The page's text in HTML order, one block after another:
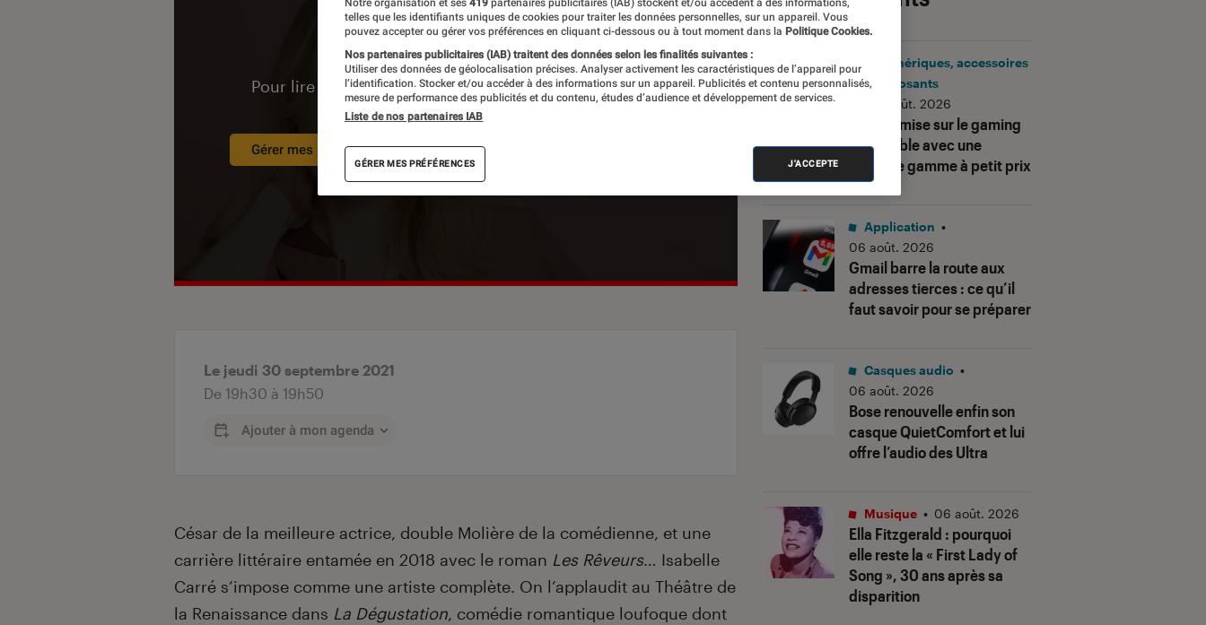
Pour lire la vidéo l’activation des cookies publicitaires
est nécessaire.
Gérer mes préférences Cliquer ici pour afficher la vidéo
Le jeudi 30 septembre 2021
De 19h30 à 19h50
Ajouter à mon agenda
Introduction
César de la meilleure actrice, double Molière de la comédienne, et une
carrière littéraire entamée en 2018 avec le roman Les Rêveurs… Isabelle
Carré s’impose comme une artiste complète. On l’applaudit au Théâtre de
la Renaissance dans La Dégustation, comédie romantique loufoque dont
Corsair mise sur le gaming
accessible avec une
nouvelle gamme à petit prix
Périphériques, accessoires
et composants
06 août. 2026
Gmail barre la route aux
adresses tierces : ce qu’il
faut savoir pour se préparer
Application •
06 août. 2026
Bose renouvelle enfin son
casque QuietComfort et lui
offre l’audio des Ultra
Casques audio •
06 août. 2026
Ella Fitzgerald : pourquoi
elle reste la « First Lady of
Song », 30 ans après sa
disparition
Musique • 06 août. 2026
Notre organisation et ses 419 partenaires publicitaires (IAB) stockent et/ou accèdent à des informations,
telles que les identifiants uniques de cookies pour traiter les données personnelles, sur un appareil. Vous
pouvez accepter ou gérer vos préférences en cliquant ci-dessous ou à tout moment dans la Politique Cookies.
Nos partenaires publicitaires (IAB) traitent des données selon les finalités suivantes :
Utiliser des données de géolocalisation précises. Analyser activement les caractéristiques de l’appareil pour
l’identification. Stocker et/ou accéder à des informations sur un appareil. Publicités et contenu personnalisés,
mesure de performance des publicités et du contenu, études d’audience et développement de services.
Liste de nos partenaires IAB
GÉRER MES PRÉFÉRENCES J'ACCEPTE